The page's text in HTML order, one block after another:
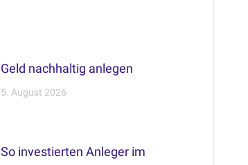
Geld nachhaltig anlegen
5. August 2026
So investierten Anleger im